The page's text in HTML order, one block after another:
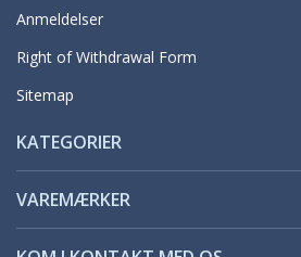
Anmeldelser
Right of Withdrawal Form
Sitemap
KATEGORIER
VAREMÆRKER